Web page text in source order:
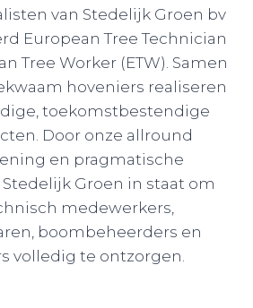
van Stedelijk Groen bv
European Tree Technician
Tree Worker (ETW). Samen
hoveniers realiseren
toekomstbestendige
Door onze allround
en pragmatische
Groen in staat om
medewerkers,
boombeheerders en
volledig te ontzorgen.